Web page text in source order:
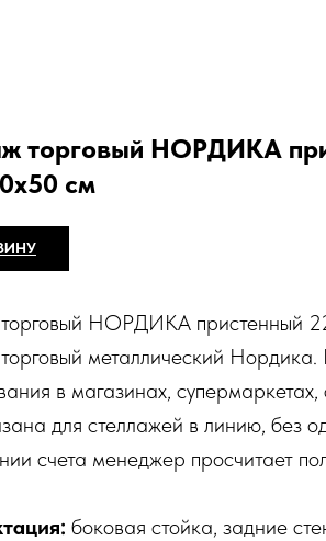
торговый НОРДИКА
см
НОРДИКА пристенный
металлический Нордика.
в магазинах, супермаркетах,
для стеллажей в линию, без
счета менеджер просчитает
боковая стойка, задние